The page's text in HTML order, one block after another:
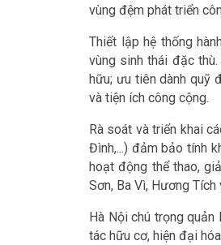
vùng đệm phát triển
Thiết lập hệ thống
vùng sinh thái đặc
hữu; ưu tiên dành quỹ
và tiện ích công cộng.
Rà soát và triển khai
Đình,...) đảm bảo tính
hoạt động thể thao,
Sơn, Ba Vì, Hương
Hà Nội chú trọng quản
tác hữu cơ, hiện đại